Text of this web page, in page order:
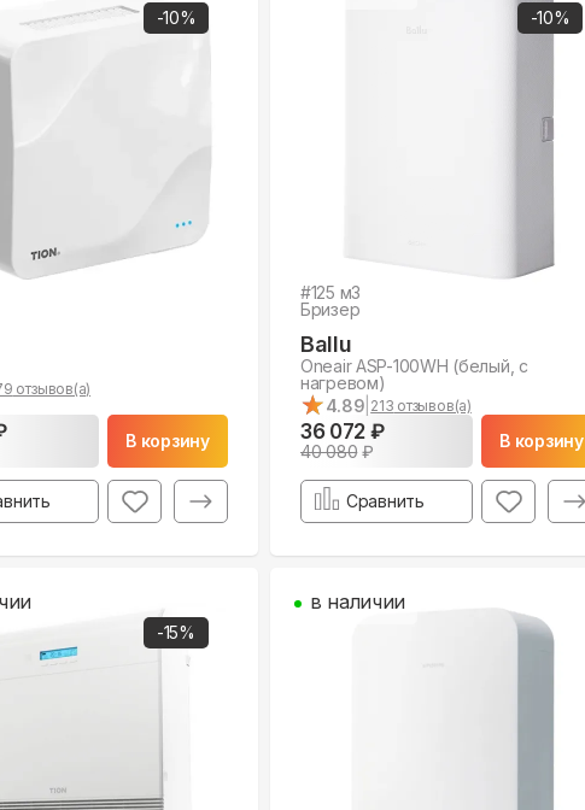
-10%
отзывов(а)
В корзину
-10%
#125 м3
Бризер
Ballu
Oneair ASP-100WH (белый, с
нагревом)
★
★4.89 213 отзывов(а)
36 072 ₽
40 080₽
В корзину
Сравнить
-15%
в наличии